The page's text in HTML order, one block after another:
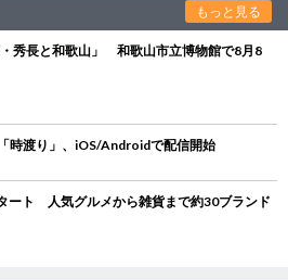
もっと見る
秀長と和歌山」 和歌山市立博物館で8月8
時渡り」、iOS/Androidで配信開始
ート 人気グルメから雑貨まで約30ブランド